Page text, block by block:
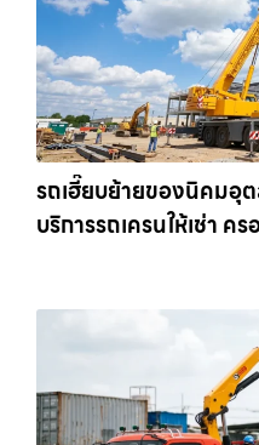
รถเฮี๊ยบย้ายของนิคมอุ
บริการรถเครนให้เช่า